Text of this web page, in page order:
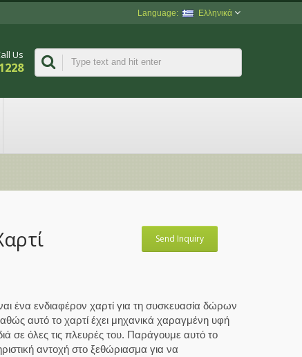
Ελληνικά
Us
Send Inquiry
ένα ενδιαφέρον χαρτί για τη συσκευασία δώρων
αυτό το χαρτί έχει μηχανικά χαραγμένη υφή
σε όλες τις πλευρές του. Παράγουμε αυτό το
αντοχή στο ξεθώριασμα για να